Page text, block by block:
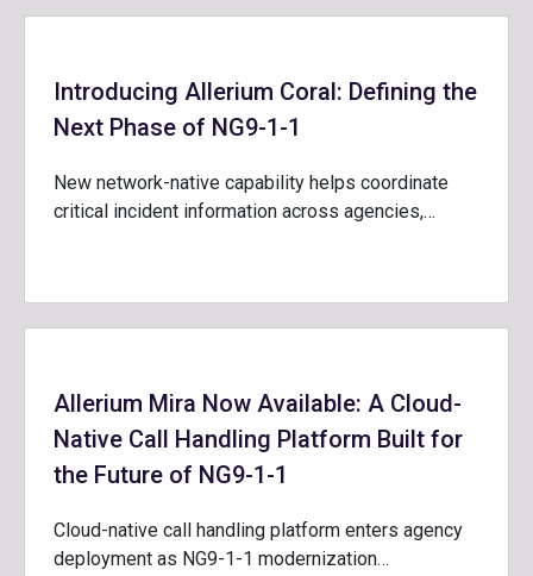
Introducing Allerium Coral: Defining the
Next Phase of NG9-1-1
New network-native capability helps coordinate
critical incident information across agencies,…
Allerium Mira Now Available: A Cloud-
Native Call Handling Platform Built for
the Future of NG9-1-1
Cloud-native call handling platform enters agency
deployment as NG9-1-1 modernization…